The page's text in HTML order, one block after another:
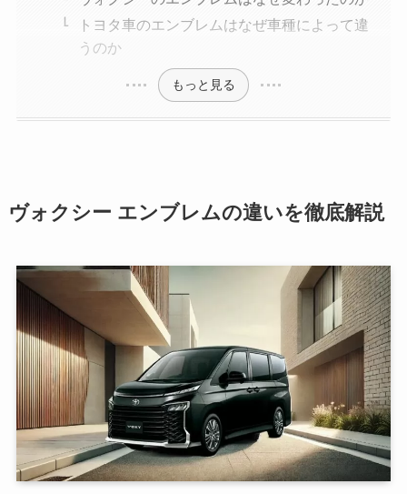
トヨタ車のエンブレムはなぜ車種によって違
うのか
もっと見る
ヴォクシー エンブレムの違いを徹底解説